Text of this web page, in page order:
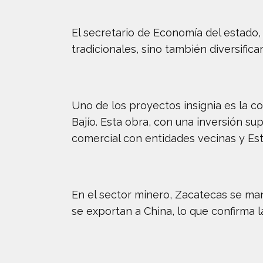
El secretario de Economía del
tradicionales, sino también
Uno de los proyectos insignia es la
Bajío. Esta obra, con una inversión
comercial con entidades vecinas y
En el sector minero, Zacatecas se
se exportan a China, lo que